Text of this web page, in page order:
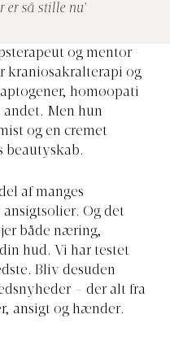
er så stille nu'
og mentor
kraniosakralterapi og
homøopati
Men hun
og en cremet
beautyskab.
af manges
Og det
både næring,
hud. Vi har testet
Bliv desuden
– der alt fra
ansigt og hænder.